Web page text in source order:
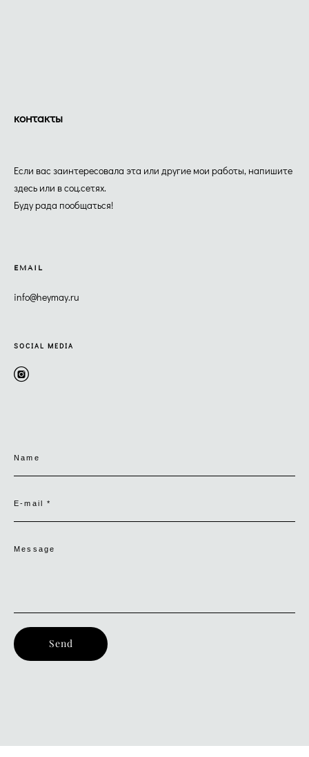
контакты
Если вас заинтересовала эта или другие мои работы, напишите
здесь или в соц.сетях.
Буду рада пообщаться!
EMAIL
info@heymay.ru
SOCIAL MEDIA
Name
E-mail *
Message
Send